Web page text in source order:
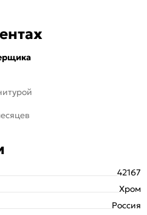
42167
Хром
Россия